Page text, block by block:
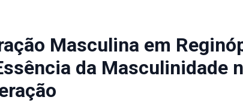
Masculina em
da Masculinidade